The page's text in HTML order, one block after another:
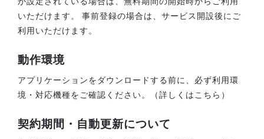
いただけます。 事前登録の場合は、サービス開設後にご
利用いただけます。
動作環境
アプリケーションをダウンロードする前に、必ず利用環
境・対応機種をご確認ください。（詳しくはこちら）
契約期間・自動更新について